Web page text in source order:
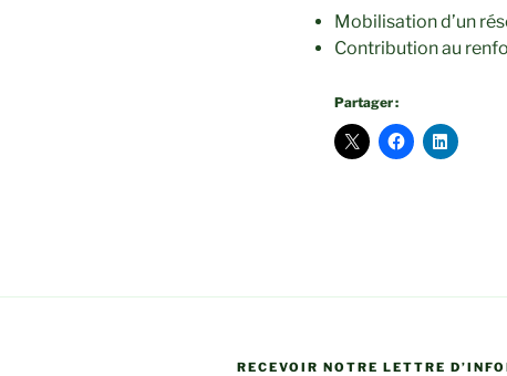
Mobilisation d’un
Contribution au
Partager :
RECEVOIR NOTRE LETTRE